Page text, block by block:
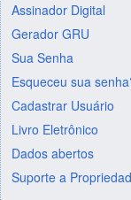
Assinador Digital
Gerador GRU
Sua Senha
Esqueceu sua
Cadastrar Usuário
Livro Eletrônico
Dados abertos
Suporte a